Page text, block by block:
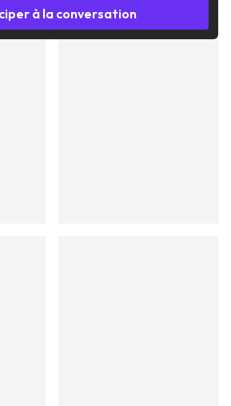
à la conversation